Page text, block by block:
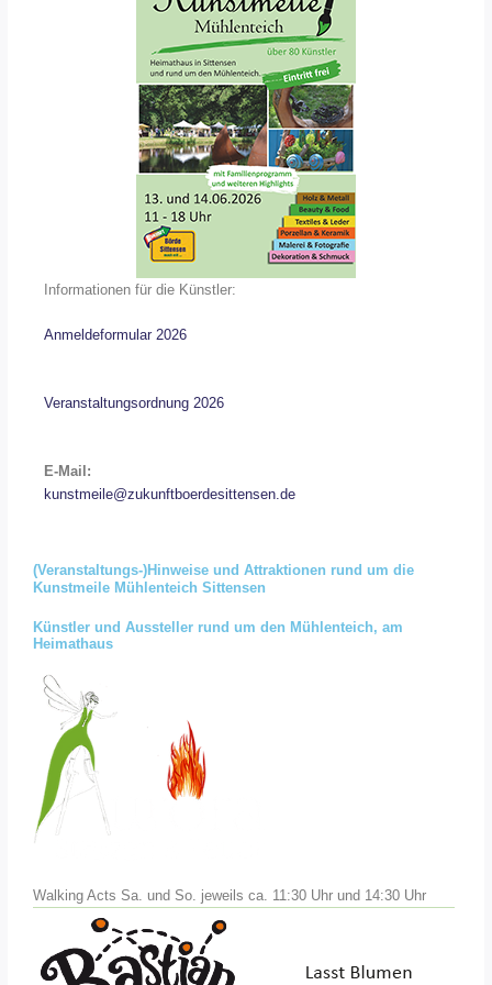
Informationen für die Künstler:
Anmeldeformular 2026
Veranstaltungsordnung 2026
E-Mail:
kunstmeile@zukunftboerdesittensen.de
(Veranstaltungs-)Hinweise und Attraktionen rund um die
Kunstmeile Mühlenteich Sittensen
Künstler und Aussteller rund um den Mühlenteich, am
Heimathaus
Walking Acts Sa. und So. jeweils ca. 11:30 Uhr und 14:30 Uhr